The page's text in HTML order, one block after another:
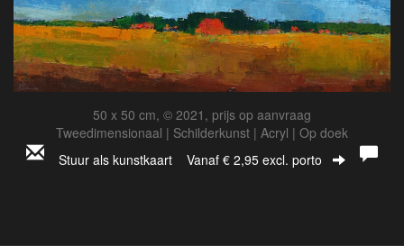
50 x 50 cm, © 2021, prijs op aanvraag
Tweedimensionaal | Schilderkunst | Acryl | Op doek
Stuur als kunstkaart Vanaf € 2,95 excl. porto